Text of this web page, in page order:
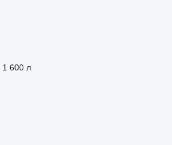
1 600 л